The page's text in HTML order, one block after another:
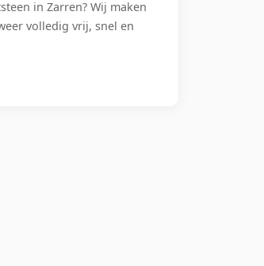
in Zarren? Wij maken
volledig vrij, snel en